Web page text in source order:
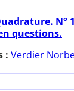
N°
questions.
: Verdier